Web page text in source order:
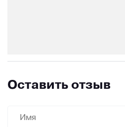
Оставить отзыв